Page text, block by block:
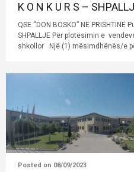
K O N K U R S –
QSE “DON BOSKO” NË PRISHTINË
SHPALLJE Për plotësimin e
shkollor Një (1) mësimdhënës/e
Posted on 08/09/2023